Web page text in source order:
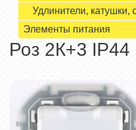
Удлинители, катушки,
Элементы питания
Роз 2К+3